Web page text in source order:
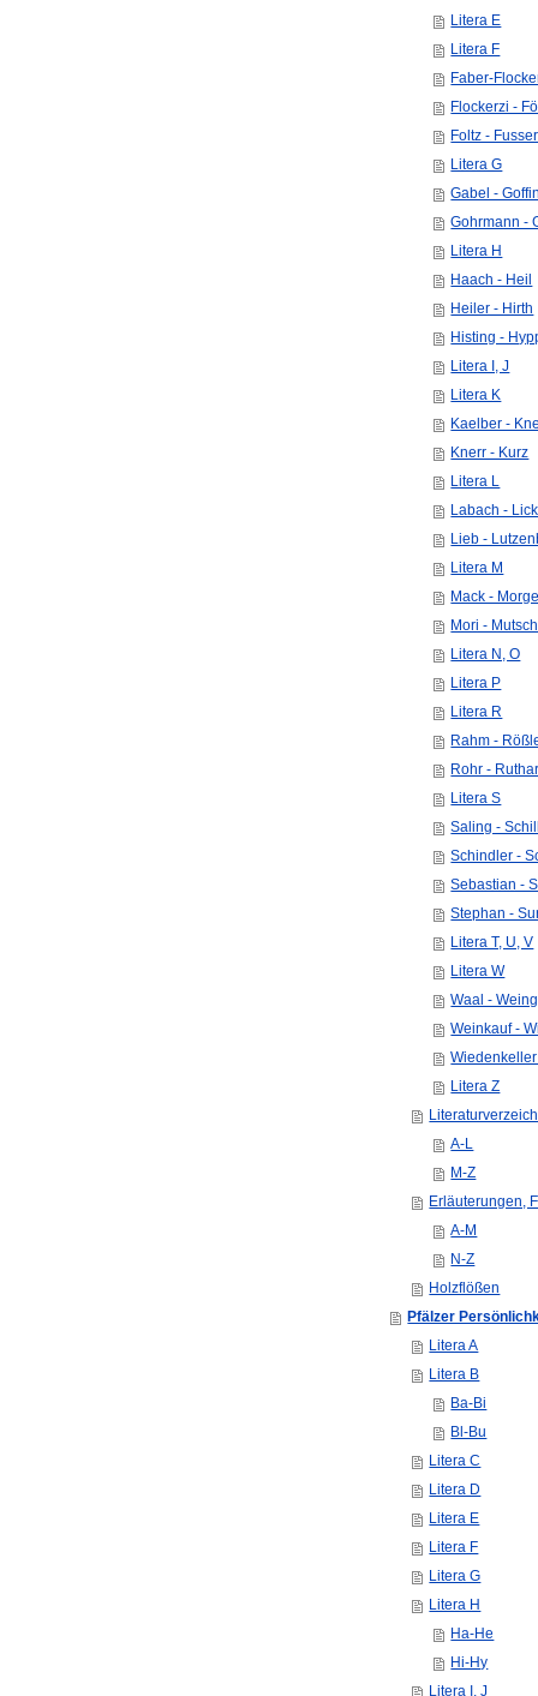
Litera E
Litera F
Faber-
Flockerzi -
Foltz - Fusser
Litera G
Gabel -
Gohrmann -
Litera H
Haach - Heil
Heiler - Hirth
Histing -
Litera I, J
Litera K
Kaelber -
Knerr - Kurz
Litera L
Labach -
Lieb -
Litera M
Mack -
Mori -
Litera N, O
Litera P
Litera R
Rahm -
Rohr -
Litera S
Saling -
Schindler -
Sebastian -
Stephan -
Litera T, U, V
Litera W
Waal -
Weinkauf -
Litera Z
A-L
M-Z
Erläuterungen,
A-M
N-Z
Holzflößen
Pfälzer
Litera A
Litera B
Ba-Bi
Bl-Bu
Litera C
Litera D
Litera E
Litera F
Litera G
Litera H
Ha-He
Hi-Hy
Litera I, J